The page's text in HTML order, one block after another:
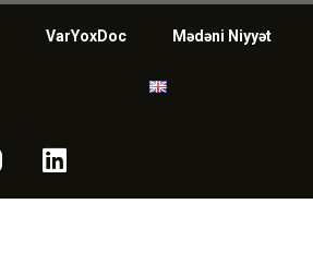
VarYoxDoc Mədəni Niyyət